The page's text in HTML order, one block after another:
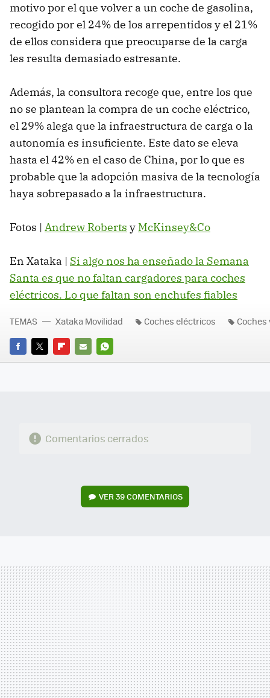
motivo por el que volver a un coche de gasolina,
recogido por el 24% de los arrepentidos y el 21%
de ellos considera que preocuparse de la carga
les resulta demasiado estresante.
Además, la consultora recoge que, entre los que
no se plantean la compra de un coche eléctrico,
el 29% alega que la infraestructura de carga o la
autonomía es insuficiente. Este dato se eleva
hasta el 42% en el caso de China, por lo que es
probable que la adopción masiva de la tecnología
haya sobrepasado a la infraestructura.
Fotos | Andrew Roberts y McKinsey&Co
En Xataka | Si algo nos ha enseñado la Semana
Santa es que no faltan cargadores para coches
eléctricos. Lo que faltan son enchufes fiables
FACEBOOK
TWITTERFLIPBOARD
E-
WHATSAPP
TEMAS Xataka Movilidad Coches eléctricos
Comentarios cerrados
VER39 COMENTARIOS